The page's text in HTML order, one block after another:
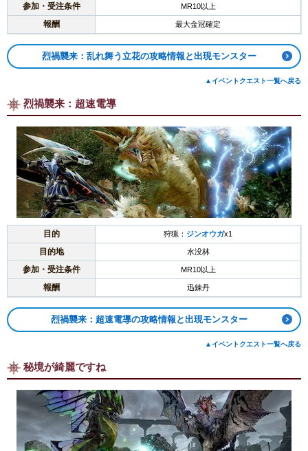
参加・受注条件 MR10以上
報酬 最大金冠確定
烈禍襲来：乱れ舞う立花の攻略情報と出現モンスター
▲イベントクエスト一覧へ戻る
烈禍襲来：超速電導
目的 狩猟： ジンオウガx1
目的地 水没林
参加・受注条件 MR10以上
報酬 迅錬丹
烈禍襲来：超速電導の攻略情報と出現モンスター
▲イベントクエスト一覧へ戻る
秘境が綺麗ですね